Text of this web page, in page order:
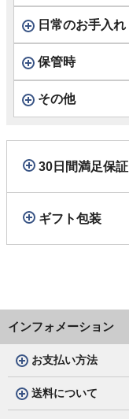
日常のお手入れ
保管時
その他
30日間満足保証
ギフト包装
インフォメーション
お支払い方法
送料について